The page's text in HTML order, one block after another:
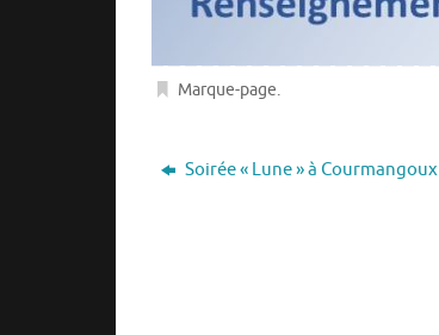
Marque-page.
Soirée « Lune » à Courmangoux